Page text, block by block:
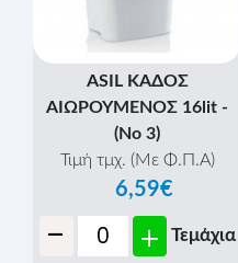
ASIL ΚΑΔΟΣ
ΑΙΩΡΟΥΜΕΝΟΣ 16lit -
(Νο 3)
Τιμή τμχ. (Με Φ.Π.Α)
6,59€
- + Τεμάχια